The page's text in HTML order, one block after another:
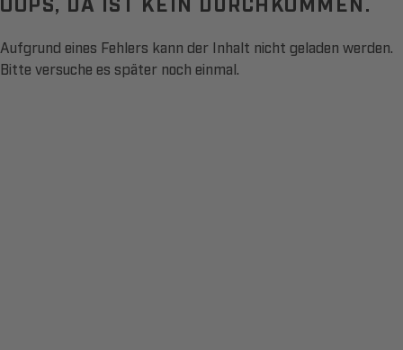
Aufgrund eines Fehlers kann der Inhalt nicht geladen werden.
Bitte versuche es später noch einmal.